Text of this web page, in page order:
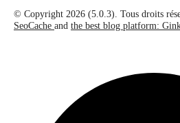
© Copyright 2026 (5.0.3). Tous droits
SeoCache and the best blog platform: